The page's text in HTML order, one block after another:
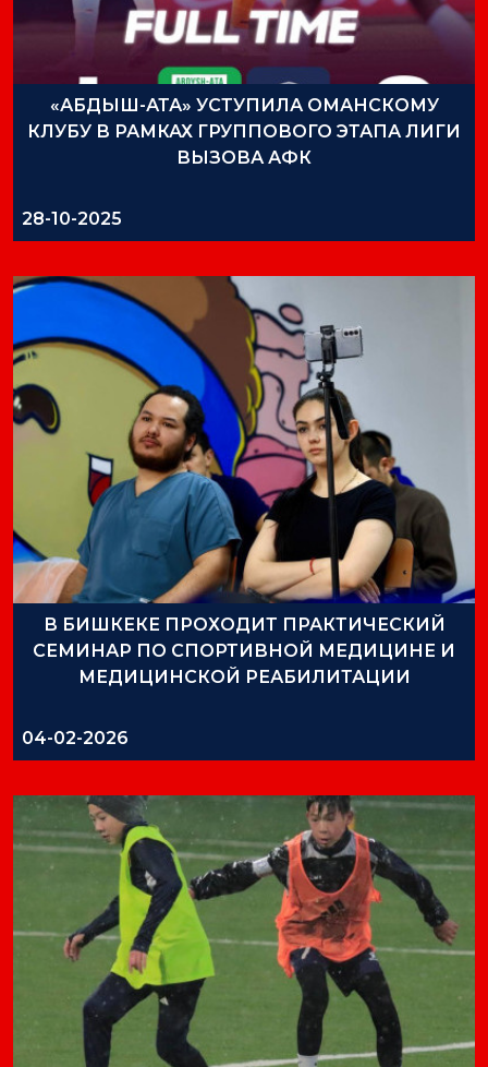
«АБДЫШ-АТА» УСТУПИЛА ОМАНСКОМУ
КЛУБУ В РАМКАХ ГРУППОВОГО ЭТАПА ЛИГИ
ВЫЗОВА АФК
28-10-2025
В БИШКЕКЕ ПРОХОДИТ ПРАКТИЧЕСКИЙ
СЕМИНАР ПО СПОРТИВНОЙ МЕДИЦИНЕ И
МЕДИЦИНСКОЙ РЕАБИЛИТАЦИИ
04-02-2026